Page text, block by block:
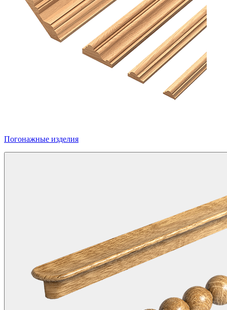
Погонажные изделия